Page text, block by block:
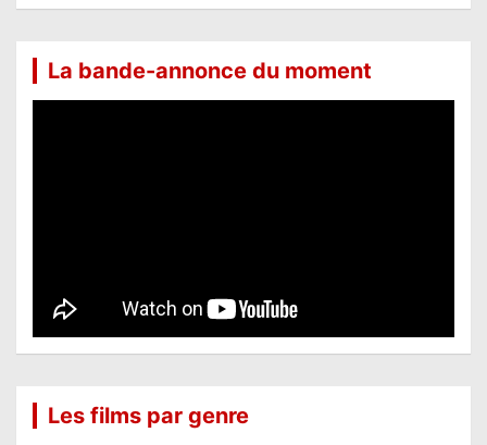
La bande-annonce du moment
Les films par genre